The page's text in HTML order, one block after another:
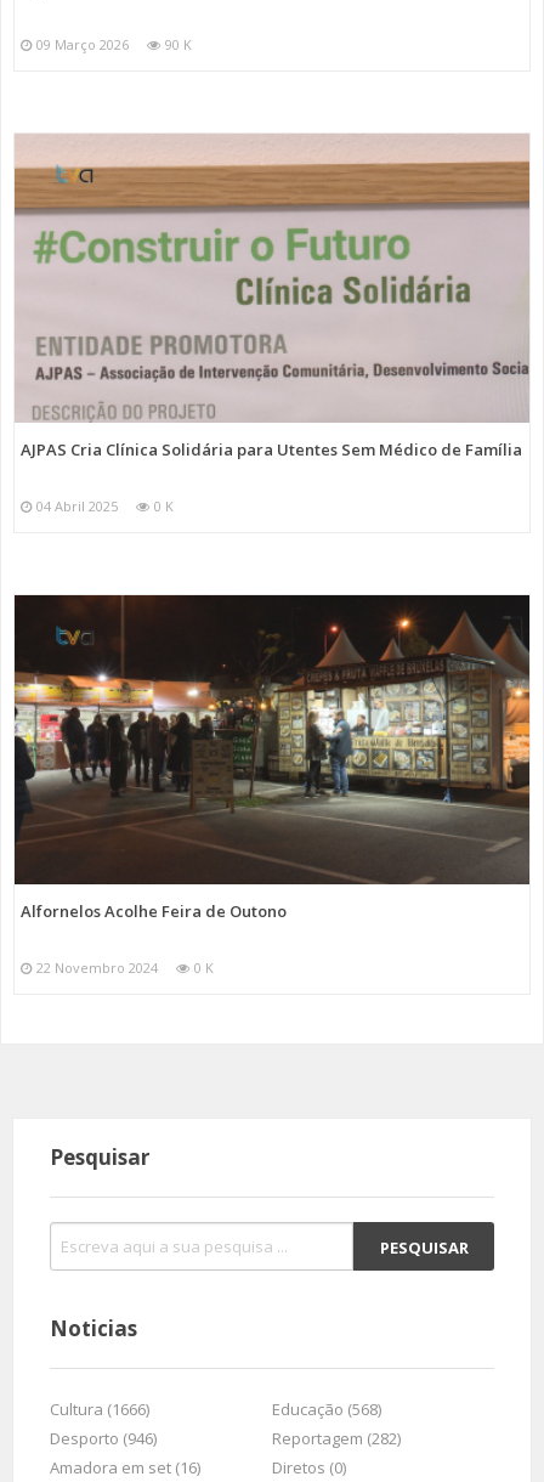
09 Março 2026 90 K
AJPAS Cria Clínica Solidária para Utentes Sem Médico de Família
04 Abril 2025 0 K
Alfornelos Acolhe Feira de Outono
22 Novembro 2024 0 K
Pesquisar
Noticias
Cultura (1666)
Educação (568)
Desporto (946)
Reportagem (282)
Amadora em set (16)
Diretos (0)